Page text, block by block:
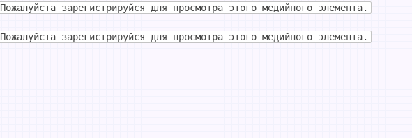
Пожалуйста зарегистрируйся для просмотра этого медийного элемента.
Пожалуйста зарегистрируйся для просмотра этого медийного элемента.